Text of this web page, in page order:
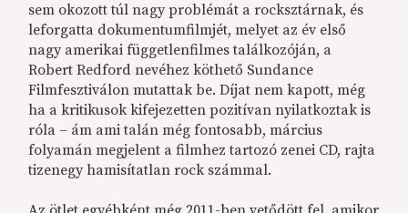
sem okozott túl nagy problémát a rocksztárnak, és
leforgatta dokumentumfilmjét, melyet az év első
nagy amerikai függetlenfilmes találkozóján, a
Robert Redford nevéhez köthető Sundance
Filmfesztiválon mutattak be. Díjat nem kapott, még
ha a kritikusok kifejezetten pozitívan nyilatkoztak is
róla – ám ami talán még fontosabb, március
folyamán megjelent a filmhez tartozó zenei CD, rajta
tizenegy hamisítatlan rock számmal.